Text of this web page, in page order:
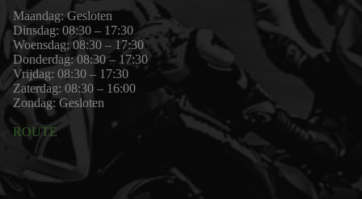
Maandag: Gesloten
Dinsdag: 08:30 – 17:30
Woensdag: 08:30 – 17:30
Donderdag: 08:30 – 17:30
Vrijdag: 08:30 – 17:30
Zaterdag: 08:30 – 16:00
Zondag: Gesloten
ROUTE